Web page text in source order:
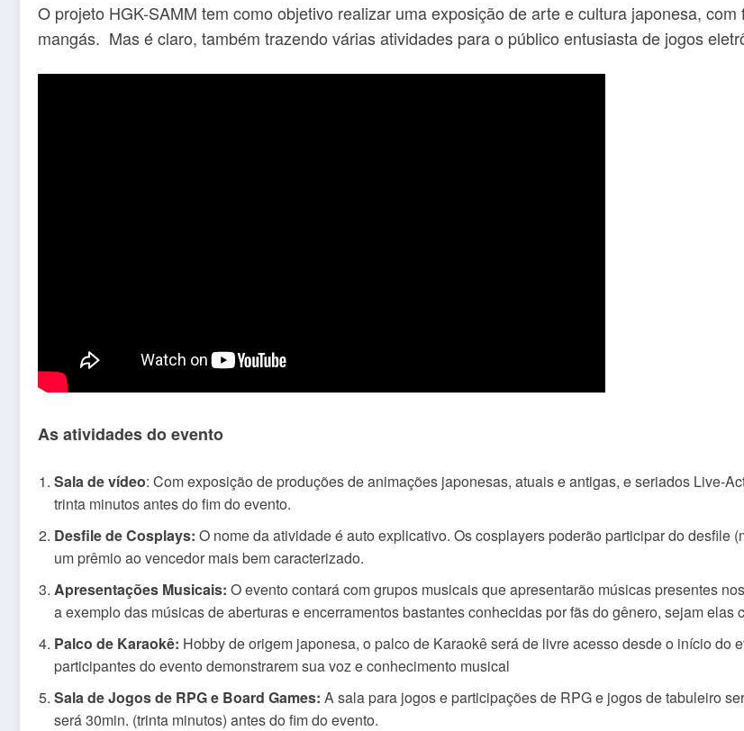
O projeto HGK-SAMM tem como objetivo realizar uma exposição de arte e cultura japonesa,
mangás. Mas é claro, também trazendo várias atividades para o público entusiastade jogos
As atividades do evento
Sala de vídeo: Com exposição de produções de animações japonesas, atuais e antigas, e seriados Live-
trinta minutos antes do fim do evento.
Desfile de Cosplays: O nome da atividade é auto explicativo. Os cosplayers poderão participar do
um prêmio ao vencedor mais bem caracterizado.
Apresentações Musicais: O evento contará com grupos musicais que apresentarão músicas presentes
a exemplo das músicas de aberturas e encerramentos bastantes conhecidas por fãs do gênero, sejam
Palco de Karaokê: Hobby de origem japonesa, o palco de Karaokê será de livre acesso desde o início
participantes do evento demonstrarem sua voz e conhecimento musical
Sala de Jogos de RPG e Board Games: A sala para jogos e participações de RPG e jogos de tabuleiro
será 30min. (trinta minutos) antes do fim do evento.